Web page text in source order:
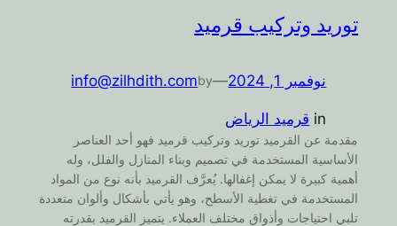
توريد وتركيب قرميد
نوفمبر 1, 2024 —
by
info@zilhdith.com
in قرميد الرياض
مقدمة عن القرميد توريد وتركيب قرميد فهو أحد العناصر
الأساسية المستخدمة في تصميم وبناء المنازل والفلل، وله
أهمية كبيرة لا يمكن إغفالها. يُعرَّف القرميد بأنه نوع من المواد
المستخدمة في تغطية الأسطح، وهو يأتي بأشكال وألوان متعددة
تلبي احتياجات وأذواق مختلف العملاء. يتميز القرميد بقدرته